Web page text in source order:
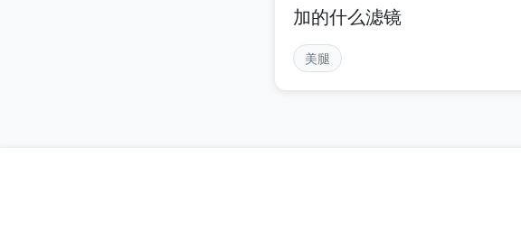
加的什么滤镜
美腿